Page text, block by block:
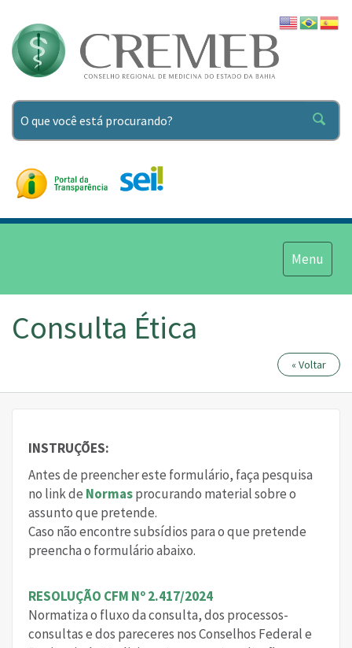
Pesquisar
Menu
Menu
Consulta Ética
« Voltar
INSTRUÇÕES:
Antes de preencher este formulário, faça pesquisa
no link de Normasprocurando material sobre o
assunto que pretende.
Caso não encontre subsídios para o que pretende
preencha o formulário abaixo.
RESOLUÇÃO CFM Nº 2.417/2024
Normatiza o fluxo da consulta, dos processos-
consultas e dos pareceres nos Conselhos Federal e